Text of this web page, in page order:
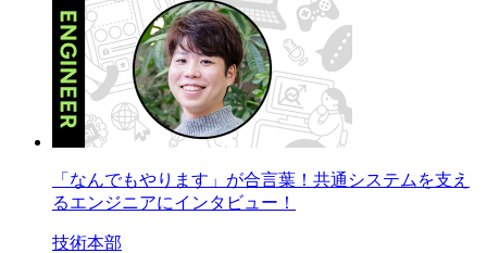
「なんでもやります」が合言葉！共通システムを支え
るエンジニアにインタビュー！
技術本部